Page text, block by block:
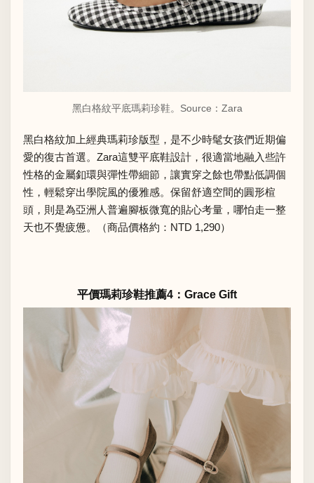
黑白格紋平底瑪莉珍鞋。Source： Zara
黑白格紋加上經典瑪莉珍版型，是不少時髦女孩們近期偏
愛的復古首選。Zara這雙平底鞋設計，很適當地融入些許
性格的金屬釦環與彈性帶細節，讓實穿之餘也帶點低調個
性，輕鬆穿出學院風的優雅感。保留舒適空間的圓形楦
頭，則是為亞洲人普遍腳板微寬的貼心考量，哪怕走一整
天也不覺疲憊。（商品價格約：NTD 1,290）
平價瑪莉珍鞋推薦4：Grace Gift